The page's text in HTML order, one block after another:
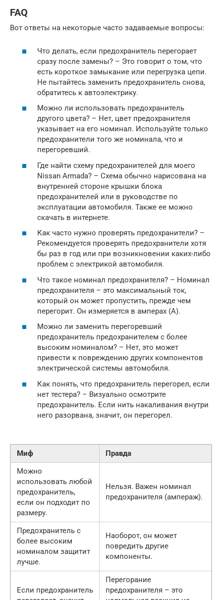
FAQ
Вот ответы на некоторые часто задаваемые вопросы:
Что делать, если предохранитель перегорает
сразу после замены? – Это говорит о том, что
есть короткое замыкание или перегрузка цепи.
Не пытайтесь заменить предохранитель снова,
обратитесь к автоэлектрику.
Можно ли использовать предохранитель
другого цвета? – Нет, цвет предохранителя
указывает на его номинал. Используйте только
предохранители того же номинала, что и
перегоревший.
Где найти схему предохранителей для моего
Nissan Armada? – Схема обычно нарисована на
внутренней стороне крышки блока
предохранителей или в руководстве по
эксплуатации автомобиля. Также ее можно
скачать в интернете.
Как часто нужно проверять предохранители? –
Рекомендуется проверять предохранители хотя
бы раз в год или при возникновении каких-либо
проблем с электрикой автомобиля.
Что такое номинал предохранителя? – Номинал
предохранителя – это максимальный ток,
который он может пропустить, прежде чем
перегорит. Он измеряется в амперах (А).
Можно ли заменить перегоревший
предохранитель предохранителем с более
высоким номиналом? – Нет, это может
привести к повреждению других компонентов
электрической системы автомобиля.
Как понять, что предохранитель перегорел, если
нет тестера? – Визуально осмотрите
предохранитель. Если нить накаливания внутри
него разорвана, значит, он перегорел.
Миф
Правда
Можно
использовать любой
предохранитель,
если он подходит по
размеру.
Нельзя. Важен номинал
предохранителя (ампераж).
Предохранитель с
более высоким
номиналом защитит
лучше.
Наоборот, он может
повредить другие
компоненты.
Если предохранитель
Перегорание
предохранителя – это